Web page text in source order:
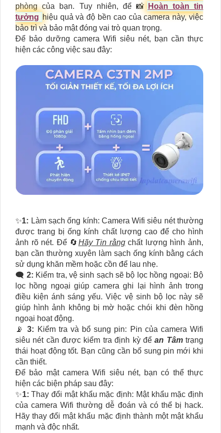
phòng của bạn. Tuy nhiên, để 📸
Hoàn toàn tin
tưởng hiệu quả và độ bền cao của camera này, việc
bảo trì và bảo mật đóng vai trò quan trọng.
Để bảo dưỡng camera Wifi siêu nét, bạn cần thực
hiện các công việc sau đây:
✨1: Làm sạch ống kính: Camera Wifi siêu nét thường
được trang bị ống kính chất lượng cao để cho hình
ảnh rõ nét. Để 🔄 Hãy Tin rằngchất lượng hình ảnh,
bạn cần thường xuyên làm sạch ống kính bằng cách
sử dụng khăn mềm hoặc cồn để lau nhẹ.
🗨️ 2: Kiểm tra, vệ sinh sạch sẽ bộ lọc hồng ngoại: Bộ
lọc hồng ngoại giúp camera ghi lại hình ảnh trong
điều kiện ánh sáng yếu. Việc vệ sinh bộ lọc này sẽ
giúp hình ảnh không bị mờ hoặc chói khi đèn hồng
ngoại hoạt động.
📡3: Kiểm tra và bổ sung pin: Pin của camera Wifi
siêu nét cần được kiểm tra định kỳ đểan Tâmtrạng
thái hoạt động tốt. Bạn cũng cần bổ sung pin mới khi
cần thiết.
Để bảo mật camera Wifi siêu nét, bạn có thể thực
hiện các biện pháp sau đây:
✨1: Thay đổi mật khẩu mặc định: Mật khẩu mặc định
của camera Wifi thường dễ đoán và có thể bị hack.
Hãy thay đổi mật khẩu mặc định thành một mật khẩu
mạnh và độc nhất.